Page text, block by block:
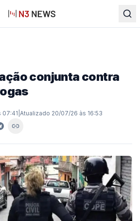
conjunta contra
07:41 Atualizado 20/07/26 às 16:53